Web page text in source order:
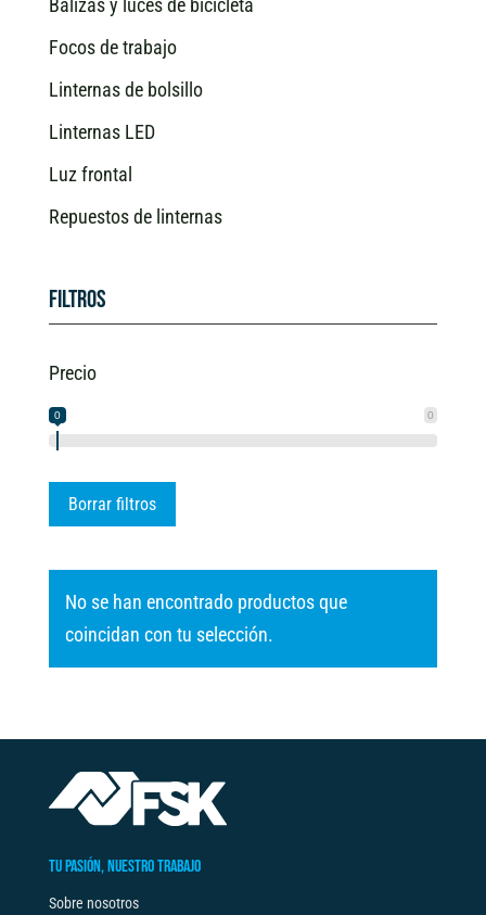
Balizas y luces de bicicleta
Focos de trabajo
Linternas de bolsillo
Linternas LED
Luz frontal
Repuestos de linternas
Filtros
Precio
0
0
Borrar filtros
No se han encontrado productos que
coincidan con tu selección.
TU PASIÓN, NUESTRO TRABAJO
Sobre nosotros